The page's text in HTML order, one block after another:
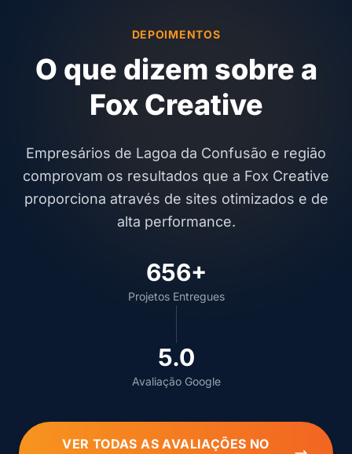
DEPOIMENTOS
O que dizem sobre a
Fox Creative
Empresários de Lagoa da Confusão e região
comprovam os resultados que a Fox Creative
proporciona através de sites otimizados e de
alta performance.
656+
Projetos Entregues
5.0
Avaliação Google
VER TODAS AS AVALIAÇÕES NO